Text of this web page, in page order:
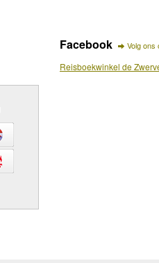
Facebook Volg ons
Reisboekwinkel de